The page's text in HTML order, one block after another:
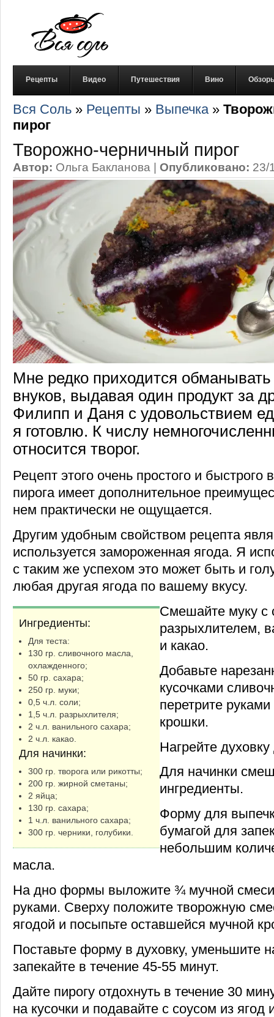
Рецепты Видео Путешествия Вино
Вся Соль » Рецепты » Выпечка»
пирог
Творожно-черничный пирог
Автор: Ольга Бакланова | Опубликовано: 23/
Мне редко приходится
внуков, выдавая один продукт за
Филипп и Даня с удовольствием
я готовлю. К числу
относится творог.
Рецепт этого очень простого и быстрого
пирога имеет дополнительное
нем практически не ощущается.
Другим удобным свойством рецепта
используется замороженная ягода. Я
с таким же успехом это может быть и
любая другая ягода по вашему вкусу.
Ингредиенты:
Для теста:
130 гр. сливочного масла,
охлажденного;
50 гр. сахара;
250 гр. муки;
0,5 ч.л. соли;
1,5 ч.л. разрыхлителя;
2 ч.л. ванильного сахара;
2 ч.л. какао.
Для начинки:
300 гр. творога или рикотты;
200 гр. жирной сметаны;
2 яйца;
130 гр. сахара;
1 ч.л. ванильного сахара;
300 гр. черники, голубики.
Смешайте муку с
разрыхлителем,
и какао.
Добавьте
кусочками
перетрите
крошки.
Нагрейте
Для начинки
ингредиенты.
Форму для
бумагой для
небольшим
масла.
На дно формы выложите ¾ мучной
руками. Сверху положите творожную
ягодой и посыпьте оставшейся мучной
Поставьте форму в духовку, уменьшите
запекайте в течение 45-55 минут.
Дайте пирогу отдохнуть в течение 30
на кусочки и подавайте с соусом из ягод